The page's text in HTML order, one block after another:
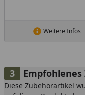
Weitere Infos
Diese Zubehörartikel